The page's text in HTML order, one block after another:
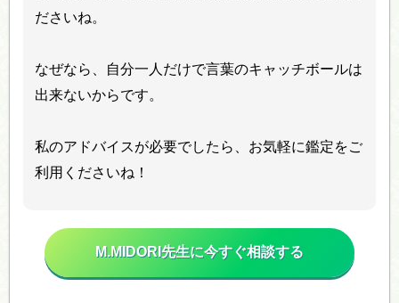
ださいね。
なぜなら、自分一人だけで言葉のキャッチボールは
出来ないからです。
私のアドバイスが必要でしたら、お気軽に鑑定をご
利用くださいね！
M.MIDORI先生に今すぐ相談する